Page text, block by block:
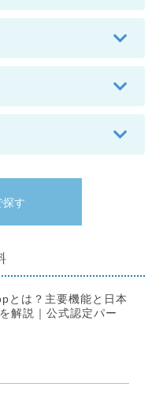
とは？主要機能と日本
解説｜公式認定パー